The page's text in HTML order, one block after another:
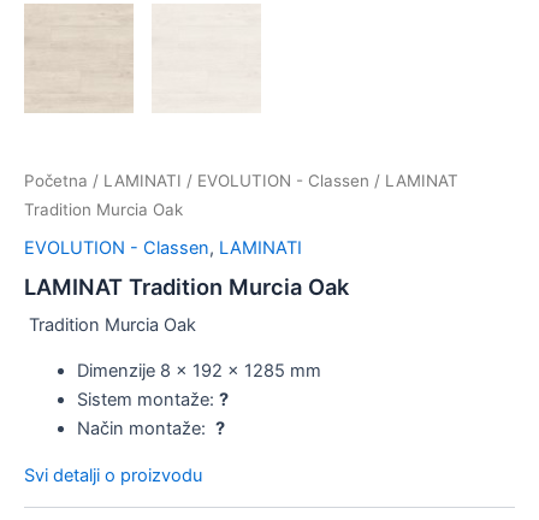
Početna / LAMINATI / EVOLUTION - Classen / LAMINAT
Tradition Murcia Oak
EVOLUTION - Classen, LAMINATI
LAMINAT Tradition Murcia Oak
Tradition Murcia Oak
Dimenzije 8 x 192 x 1285 mm
Sistem montaže: ?
Način montaže: ?
Svi detalji o proizvodu